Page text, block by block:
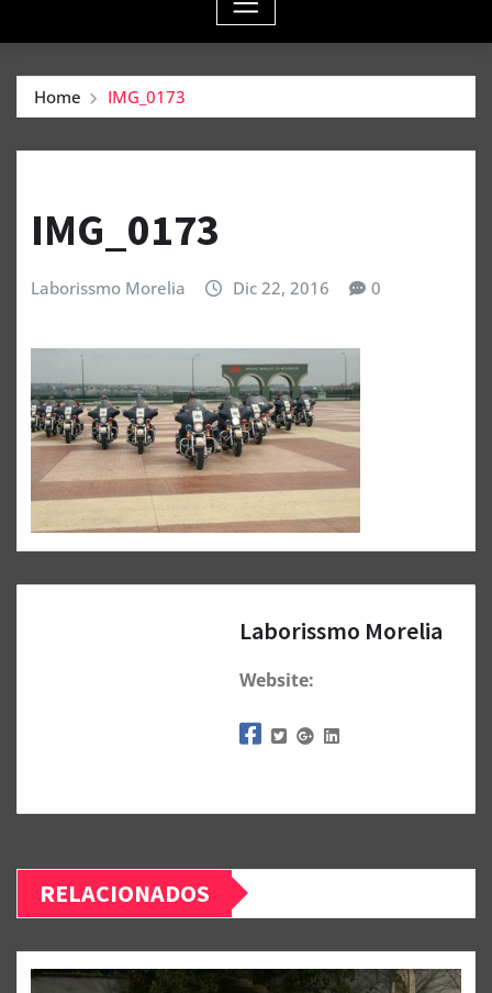
Home IMG_0173
IMG_0173
Laborissmo Morelia Dic 22, 2016 0
Laborissmo Morelia
Website:
RELACIONADOS